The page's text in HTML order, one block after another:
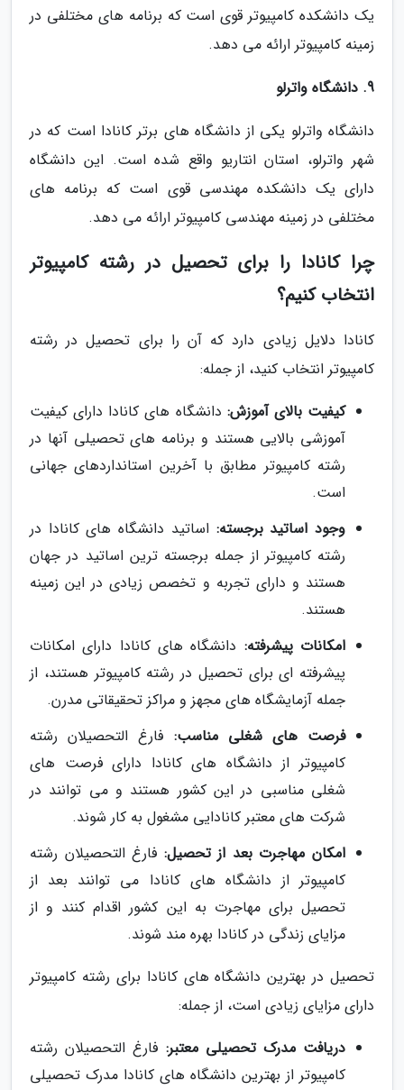
یک دانشکده کامپیوتر قوی است که برنامه های مختلفی در
زمینه کامپیوتر ارائه می دهد.
9. دانشگاه واترلو
دانشگاه واترلو یکی از دانشگاه های برتر کانادا است که در
شهر واترلو، استان انتاریو واقع شده است. این دانشگاه
دارای یک دانشکده مهندسی قوی است که برنامه های
مختلفی در زمینه مهندسی کامپیوتر ارائه می دهد.
چرا کانادا را برای تحصیل در رشته کامپیوتر
انتخاب کنیم؟
کانادا دلایل زیادی دارد که آن را برای تحصیل در رشته
کامپیوتر انتخاب کنید، از جمله:
کیفیت بالای آموزش: دانشگاه های کانادا دارای کیفیت
آموزشی بالایی هستند و برنامه های تحصیلی آنها در
رشته کامپیوتر مطابق با آخرین استانداردهای جهانی
است.
وجود اساتید برجسته: اساتید دانشگاه های کانادا در
رشته کامپیوتر از جمله برجسته ترین اساتید در جهان
هستند و دارای تجربه و تخصص زیادی در این زمینه
هستند.
امکانات پیشرفته: دانشگاه های کانادا دارای امکانات
پیشرفته ای برای تحصیل در رشته کامپیوتر هستند، از
جمله آزمایشگاه های مجهز و مراکز تحقیقاتی مدرن.
فرصت های شغلی مناسب: فارغ التحصیلان رشته
کامپیوتر از دانشگاه های کانادا دارای فرصت های
شغلی مناسبی در این کشور هستند و می توانند در
شرکت های معتبر کانادایی مشغول به کار شوند.
امکان مهاجرت بعد از تحصیل: فارغ التحصیلان رشته
کامپیوتر از دانشگاه های کانادا می توانند بعد از
تحصیل برای مهاجرت به این کشور اقدام کنند و از
مزایای زندگی در کانادا بهره مند شوند.
تحصیل در بهترین دانشگاه های کانادا برای رشته کامپیوتر
دارای مزایای زیادی است، از جمله:
دریافت مدرک تحصیلی معتبر: فارغ التحصیلان رشته
کامپیوتر از بهترین دانشگاه های کانادا مدرک تحصیلی